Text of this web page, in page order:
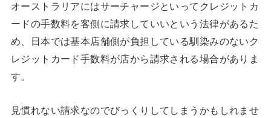
オーストラリアにはサーチャージといってクレジットカ
ードの手数料を客側に請求していいという法律があるた
め、日本では基本店舗側が負担している馴染みのないク
レジットカード手数料が店から請求される場合がありま
す。
見慣れない請求なのでびっくりしてしまうかもしれませ